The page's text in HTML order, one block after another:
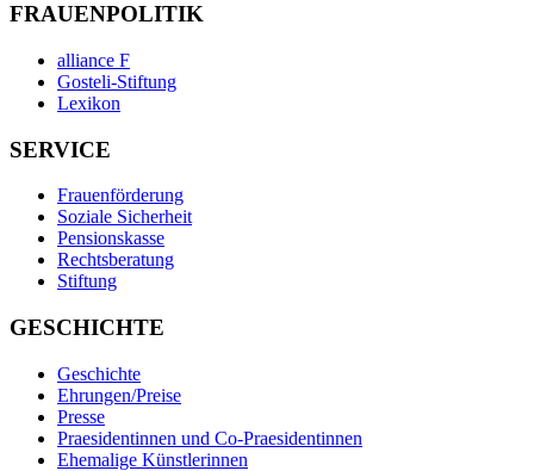
FRAUENPOLITIK
alliance F
Gosteli-Stiftung
Lexikon
SERVICE
Frauenförderung
Soziale Sicherheit
Pensionskasse
Rechtsberatung
Stiftung
GESCHICHTE
Geschichte
Ehrungen/Preise
Presse
Praesidentinnen und Co-Praesidentinnen
Ehemalige Künstlerinnen